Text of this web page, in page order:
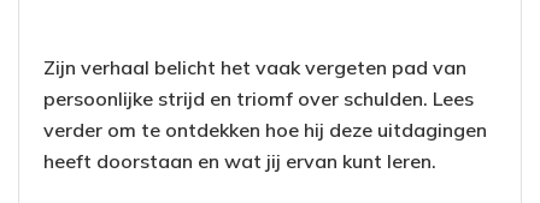
Zijn verhaal belicht het vaak vergeten pad van
persoonlijke strijd en triomf over schulden. Lees
verder om te ontdekken hoe hij deze uitdagingen
heeft doorstaan en wat jij ervan kunt leren.